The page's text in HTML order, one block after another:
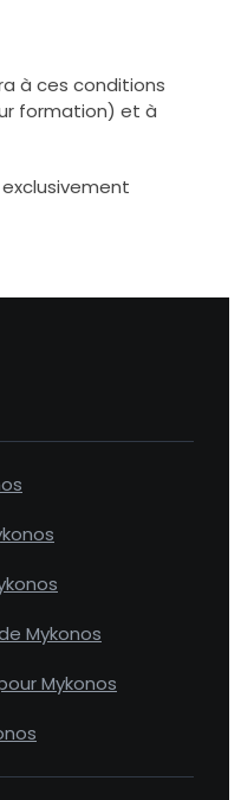
à ces conditions
formation) et à
Mykonos
Mykonos